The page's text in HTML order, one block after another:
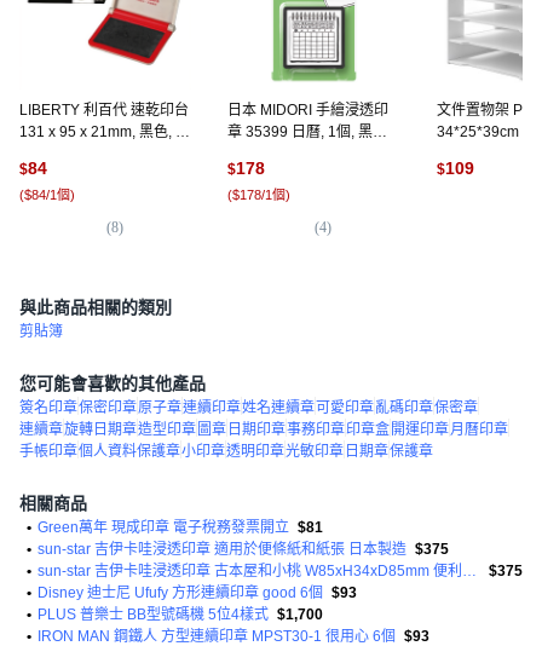
LIBERTY 利百代 速乾印台
131 x 95 x 21mm, 黑色, 1
$84
($84/1個)
(8)
日本 MIDORI 手繪浸透印
章 35399 日曆, 1個, 黑色 +
$178
($178/1個)
(4)
文件置物架
34*25*39cm 中
$109
與此商品相關的類別
剪貼簿
您可能會喜歡的其他產品
簽名印章保密印章原子章連續印章姓名連續章可愛印章亂碼印章保密章
連續章旋轉日期章造型印章 圖章 日期印章事務印章印章盒 開運印章月曆印章
手帳印章個人資料保護章小印章透明印章光敏印章 日期章保護章
相關商品
• Green萬年 現成印章 電子稅務發票開立 $81
• sun-star 吉伊卡哇浸透印章 適用於便條紙和紙張 日本製造 $375
•
$375
• Disney 迪士尼 Ufufy 方形連續印章 good 6個 $93
• PLUS 普樂士 BB型號碼機 5位4樣式 $1,700
• IRON MAN 鋼鐵人 方型連續印章 MPST30-1 很用心 6個 $93